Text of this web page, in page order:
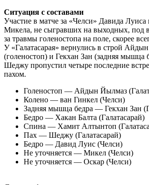
Ситуация с составами
Участие в матче за «Челси» Давида
Микела, не сыгравших на выходных, под
за травмы голеностопа на поле, скорее
У «Галатасарая» вернулись в строй
(голеностоп) и Гекхан Зан (задняя мышца
Шеджу пропустил четыре последние
пахом.
Голеностоп — Айдын Йылмаз
Колено — ван Гинкел (Челси)
Задняя мышца бедра — Гекхан Зан
Бедро — Хакан Балта (Галатасарай)
Спина — Хамит Алтынтоп
Пах — Шеджу (Галатасарай)
Бедро — Давид Луис (Челси)
Не уточняется — Микел (Челси)
Не уточняется — Оскар (Челси)